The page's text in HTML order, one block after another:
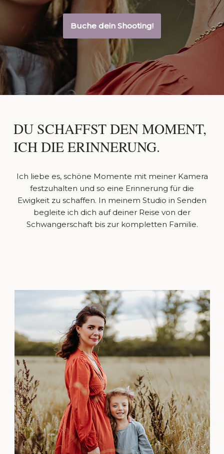
Buche dein Shooting!
DU SCHAFFST DEN MOMENT,
ICH DIE ERINNERUNG.
Ich liebe es, schöne Momente mit meiner Kamera
festzuhalten und so eine Erinnerung für die
Ewigkeit zu schaffen. In meinem Studio in Senden
begleite ich dich auf deiner Reise von der
Schwangerschaft bis zur kompletten Familie.